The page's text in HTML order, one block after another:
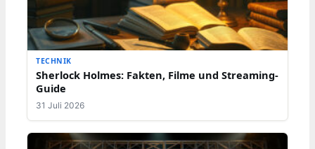
TECHNIK
Sherlock Holmes: Fakten, Filme und Streaming-
Guide
31 Juli 2026